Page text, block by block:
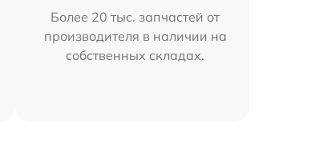
Более 20 тыс. запчастей от
производителя в наличии на
собственных складах.